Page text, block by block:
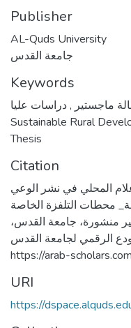
Publisher
AL-Quds University
جامعة القدس
Keywords
ماجستير ,
Sustainable Rural
Thesis
Citation
(2006). دور الإعلام المحلي في نشر الوعي
محطات التلفزة الخاصة
منشورة، جامعة القدس،
الرقمي لجامعة القدس.
https://arab-
URI
https://